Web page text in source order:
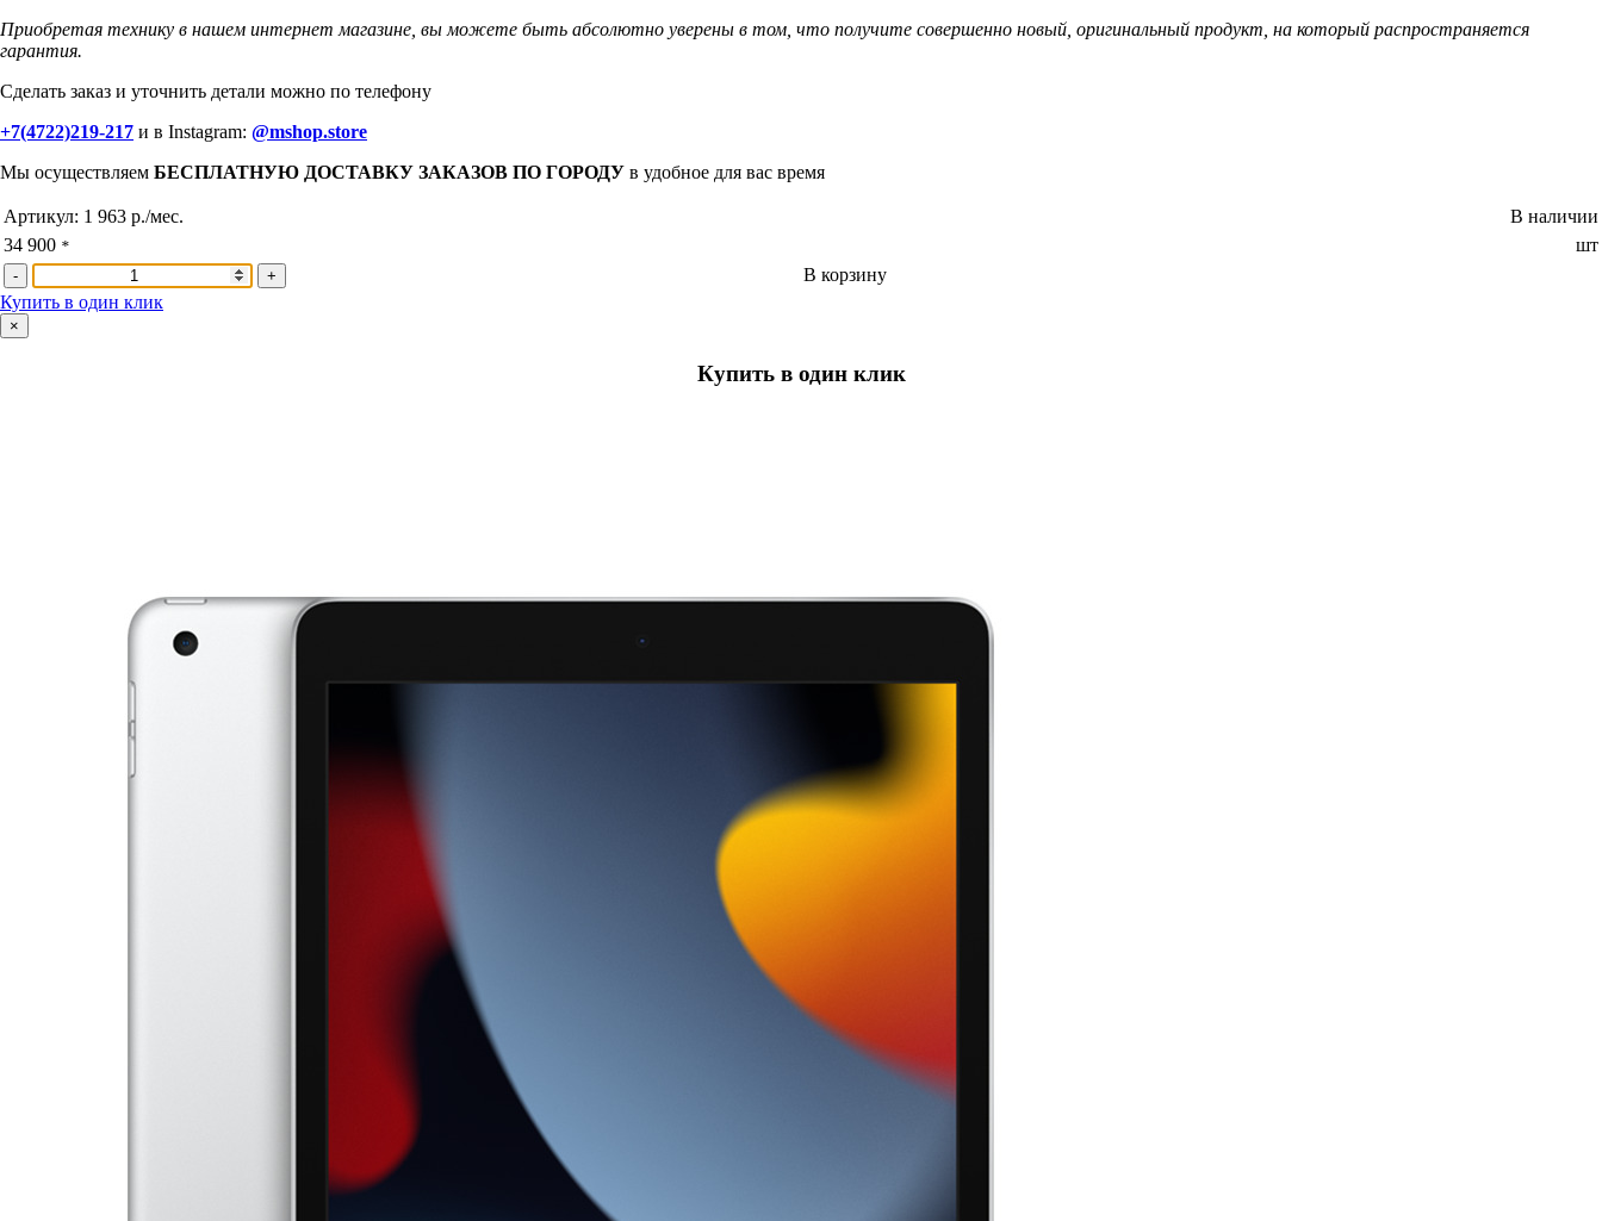
Приобретая технику в нашем интернет магазине, вы можете быть абсолютно уверены в том, что получите совершенно новый, оригинальный продукт, на который распространяется
гарантия.
Сделать заказ и уточнить детали можно по телефону
+7(4722)219-217 и в Instagram: @mshop.store
Мы осуществляем БЕСПЛАТНУЮ ДОСТАВКУ ЗАКАЗОВ ПО ГОРОДУ в удобное для вас время
Артикул: 1 963 р./мес.
В наличии
34 900 * шт
- +
В корзину
Купить в один клик
×
Купить в один клик